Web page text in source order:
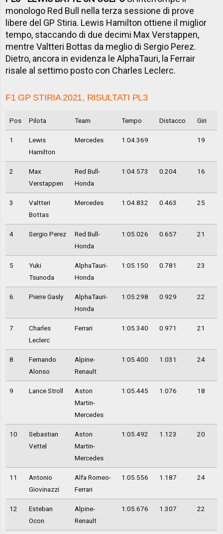
monologo Red Bull nella terza sessione di prove
libere del GP Stiria. Lewis Hamilton ottiene il miglior
tempo, staccando di due decimi Max Verstappen,
mentre Valtteri Bottas da meglio di Sergio Perez.
Dietro, ancora in evidenza le AlphaTauri, la Ferrair
risale al settimo posto con Charles Leclerc.
F1 GP STIRIA 2021, RISULTATI PL3
Pos Pilota Team Tempo Distacco Giri
1
Lewis
Hamilton
Mercedes 1:04.369 19
2
Max
Verstappen
Red Bull-
Honda
1:04.573 0.204 16
3
Valtteri
Bottas
Mercedes 1:04.832 0.463 25
4 Sergio Perez
Red Bull-
Honda
1:05.026 0.657 21
5
Yuki
Tsunoda
AlphaTauri-
Honda
1:05.150 0.781 23
6 Pierre Gasly
AlphaTauri-
Honda
1:05.298 0.929 22
7
Charles
Leclerc
Ferrari 1:05.340 0.971 21
8
Fernando
Alonso
Alpine-
Renault
1:05.400 1.031 24
9 Lance Stroll
Aston
Martin-
Mercedes
1:05.445 1.076 18
10
Sebastian
Vettel
Aston
Martin-
Mercedes
1:05.492 1.123 20
11
Antonio
Giovinazzi
Alfa Romeo-
Ferrari
1:05.556 1.187 24
12
Esteban
Ocon
Alpine-
Renault
1:05.676 1.307 22